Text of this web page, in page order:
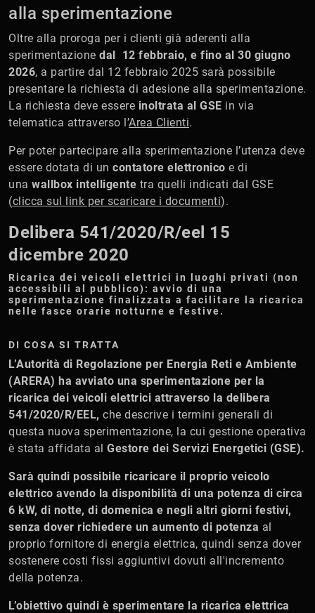
alla sperimentazione
Oltre alla proroga per i clienti già aderenti alla
sperimentazione dal 12 febbraio, e fino al 30 giugno
2026, a partire dal 12 febbraio 2025 sarà possibile
presentare la richiesta di adesione alla sperimentazione.
La richiesta deve essere inoltrata al GSE in via
telematica attraverso l’Area Clienti.
Per poter partecipare alla sperimentazione l’utenza deve
essere dotata di un contatore elettronico e di
una wallbox intelligente tra quelli indicati dal GSE
(clicca sul link per scaricare i documenti).
Delibera 541/2020/R/eel 15
dicembre 2020
Ricarica dei veicoli elettrici in luoghi privati (non
accessibili al pubblico): avvio di una
sperimentazione finalizzata a facilitare la ricarica
nelle fasce orarie notturne e festive.
DI COSA SI TRATTA
L’Autorità di Regolazione per Energia Reti e Ambiente
(ARERA) ha avviato una sperimentazione per la
ricarica dei veicoli elettrici attraverso la delibera
541/2020/R/EEL, che descrive i termini generali di
questa nuova sperimentazione, la cui gestione operativa
è stata affidata al Gestore dei Servizi Energetici (GSE).
Sarà quindi possibile ricaricare il proprio veicolo
elettrico avendo la disponibilità di una potenza di circa
6 kW, di notte, di domenica e negli altri giorni festivi,
senza dover richiedere un aumento di potenza al
proprio fornitore di energia elettrica, quindi senza dover
sostenere costi fissi aggiuntivi dovuti all'incremento
della potenza.
L’obiettivo quindi è sperimentare la ricarica elettrica